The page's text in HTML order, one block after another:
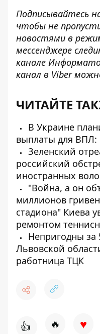
Подписывайтесь
чтобы не
новостями в
мессенджере
канале
канал в Viber
ЧИТАЙТЕ
В Украине
выплаты для ВПЛ:
Зеленский
российский
иностранных
"Война, а он
миллионов
стадиона" Киева
ремонтом
Непригодны за
Львовской
работница ТЦК
👍 🔥 ♥